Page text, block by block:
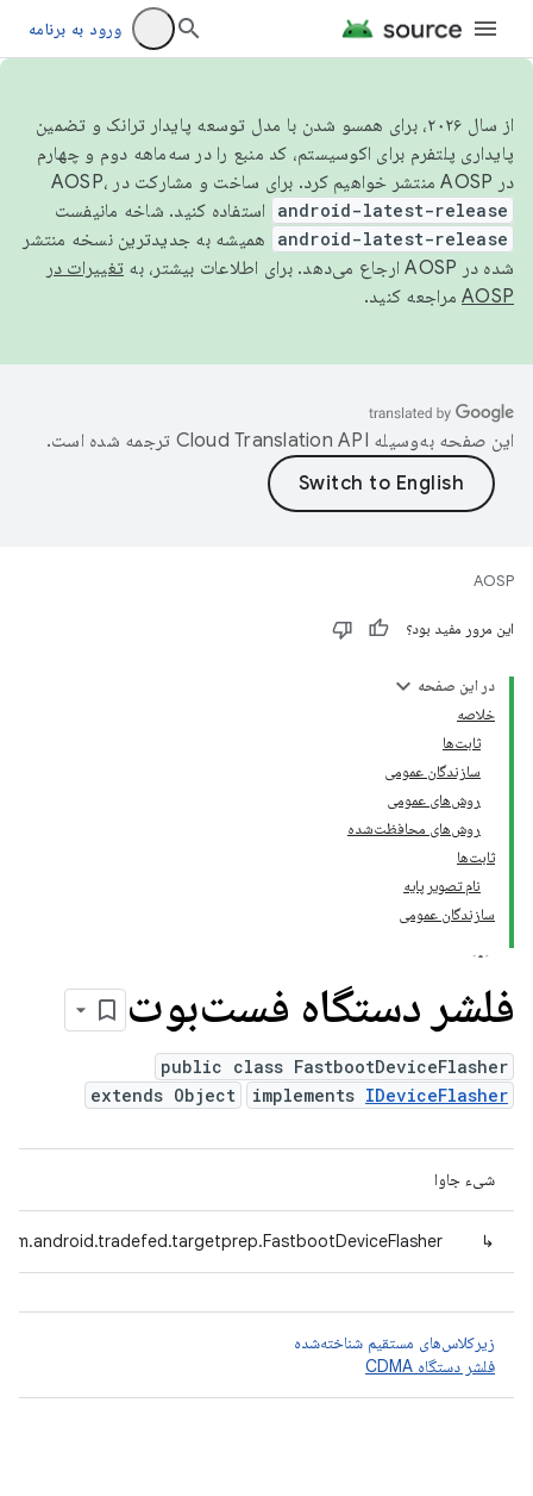
ورود به برنامه
از سال ۲۰۲۶، برای همسو شدن با مدل توسعه پایدار ترانک و تضمین
پایداری پلتفرم برای اکوسیستم، کد منبع را در سه‌ماهه دوم و چهارم
در AOSP منتشر خواهیم کرد. برای ساخت و مشارکت در AOSP،
android-latest-release استفاده کنید. شاخه مانیفست
android-latest-release
همیشه به جدیدترین نسخه منتشر
شده در AOSP ارجاع می‌دهد. برای اطلاعات بیشتر، به
تغییرات در
AOSP مراجعه کنید.
این صفحه به‌وسیله ترجمه شده است.
AOSP
این مرور مفید بود؟
در این صفحه
خلاصه
ثابت‌ها
سازندگان عمومی
روش‌های عمومی
روش‌های محافظت‌شده
ثابت‌ها
نام تصویر پایه
سازندگان عمومی
فلشر دستگاه فست‌بوت
public class FastbootDeviceFlasher
extends Object
implements IDeviceFlasher
شیء جاوا
↳
زیرکلاس‌های مستقیم شناخته‌شده
فلشر دستگاه CDMA